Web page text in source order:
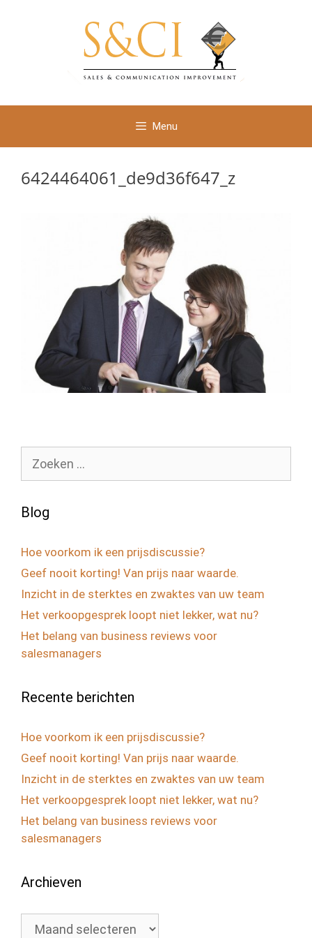
Menu
6424464061_de9d36f647_z
naar:
Blog
Hoe voorkom ik een prijsdiscussie?
Geef nooit korting! Van prijs naar waarde.
Inzicht in de sterktes en zwaktes van uw team
Het verkoopgesprek loopt niet lekker, wat nu?
Het belang van business reviews voor
salesmanagers
Recente berichten
Hoe voorkom ik een prijsdiscussie?
Geef nooit korting! Van prijs naar waarde.
Inzicht in de sterktes en zwaktes van uw team
Het verkoopgesprek loopt niet lekker, wat nu?
Het belang van business reviews voor
salesmanagers
Archieven
Archieven